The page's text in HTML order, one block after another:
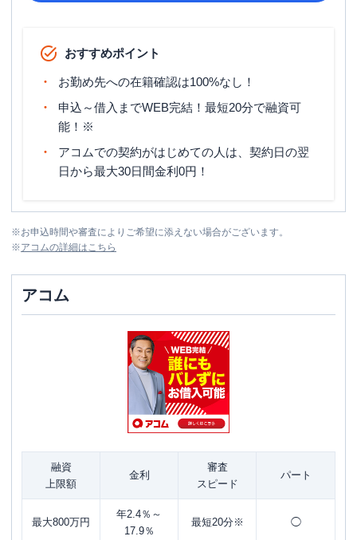
おすすめポイント
お勤め先への在籍確認は100%なし！
申込～借入までWEB完結！最短20分で融資可
能！※
アコムでの契約がはじめての人は、契約日の翌
日から最大30日間金利0円！
※お申込時間や審査によりご希望に添えない場合がございます。
※アコムの詳細はこちら
アコム
融資
上限額
金利
審査
スピード
パート
最大800万円
年2.4％～
17.9％
最短20分※ ◯